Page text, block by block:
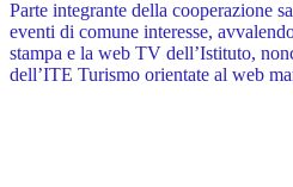
Parte integrante della cooperazione
eventi di comune interesse,
stampa e la web TV dell’Istituto,
dell’ITE Turismo orientate al web